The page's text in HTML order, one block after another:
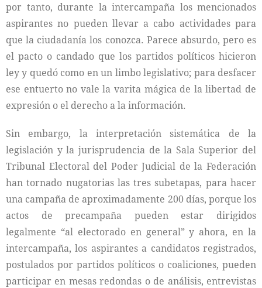
por tanto, durante la intercampaña los mencionados
aspirantes no pueden llevar a cabo actividades para
que la ciudadanía los conozca. Parece absurdo, pero es
el pacto o candado que los partidos políticos hicieron
ley y quedó como en un limbo legislativo; para desfacer
ese entuerto no vale la varita mágica de la libertad de
expresión o el derecho a la información.
Sin embargo, la interpretación sistemática de la
legislación y la jurisprudencia de la Sala Superior del
Tribunal Electoral del Poder Judicial de la Federación
han tornado nugatorias las tres subetapas, para hacer
una campaña de aproximadamente 200 días, porque los
actos de precampaña pueden estar dirigidos
legalmente “al electorado en general” y ahora, en la
intercampaña, los aspirantes a candidatos registrados,
postulados por partidos políticos o coaliciones, pueden
participar en mesas redondas o de análisis, entrevistas